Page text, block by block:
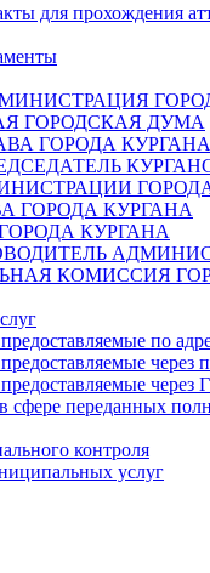
для прохождения
ГОРОДСКАЯ ДУМА
ГОРОДА КУРГАНА
ГОРОДА КУРГАНА
КУРГАНА
КОМИССИЯ
по
через
сфере переданных
контроля
услуг